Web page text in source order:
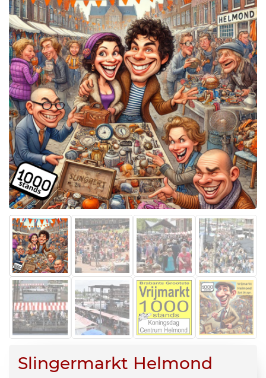
Slingermarkt Helmond